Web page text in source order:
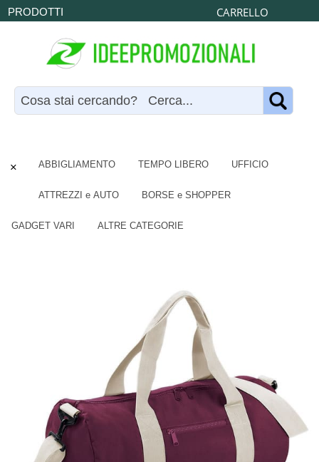
CARRELLO
× ABBIGLIAMENTO TEMPO LIBERO UFFICIO
ATTREZZI e AUTO BORSE e SHOPPER
GADGET VARI ALTRE CATEGORIE
PRODOTTI